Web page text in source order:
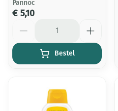
Pannoc
€ 5,10
Bestel